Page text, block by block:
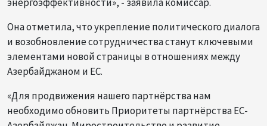
Она отметила, что укрепление политического диалога
и возобновление сотрудничества станут ключевыми
элементами новой страницы в отношениях между
Азербайджаном и ЕС.
«Для продвижения нашего партнёрства нам
необходимо обновить Приоритеты партнёрства ЕС-